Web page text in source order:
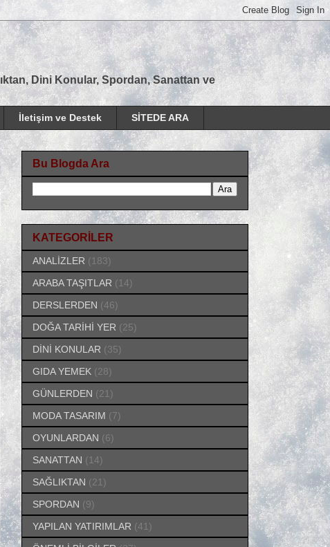
Dini Konular, Spordan, Sanattan ve
İletişim ve Destek SİTEDE ARA
Bu Blogda Ara
KATEGORİLER
ANALİZLER (183)
ARABA TAŞITLAR (14)
DERSLERDEN (46)
DOĞA TARİHİ YER (25)
DİNİ KONULAR (35)
GIDA YEMEK (28)
GÜNLERDEN (21)
MODA TASARIM (7)
OYUNLARDAN (6)
SANATTAN (14)
SAĞLIKTAN (21)
SPORDAN (9)
YAPILAN YATIRIMLAR (41)